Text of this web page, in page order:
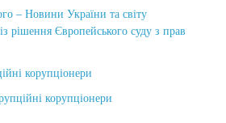
– Новини України та світу
рішення Європейського суду з прав
корупціонери
корупціонери